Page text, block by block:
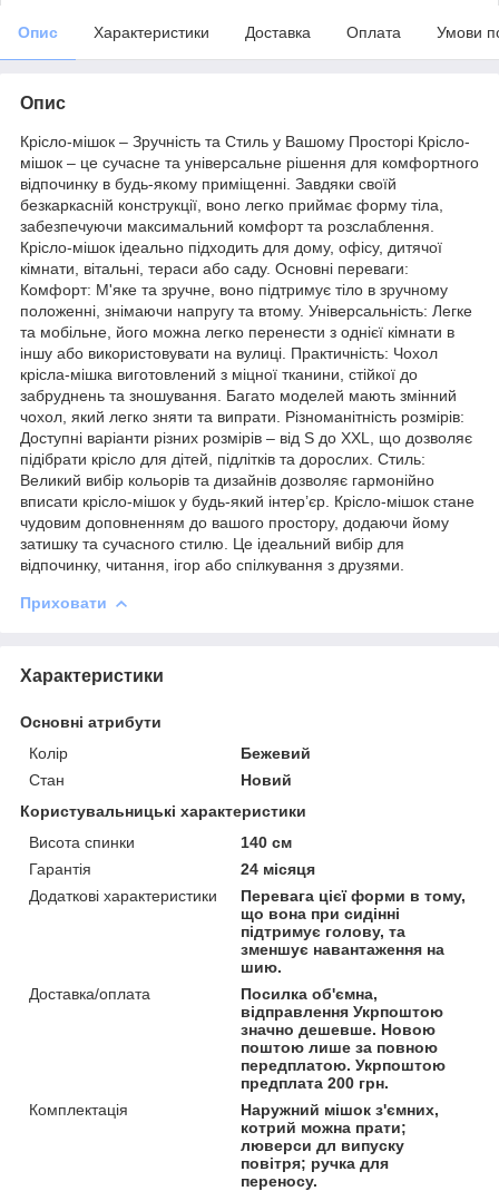
Опис Характеристики Доставка Оплата Умови
Опис
Крісло-мішок – Зручність та Стиль у Вашому Просторі Крісло-
мішок – це сучасне та універсальне рішення для комфортного
відпочинку в будь-якому приміщенні. Завдяки своїй
безкаркасній конструкції, воно легко приймає форму тіла,
забезпечуючи максимальний комфорт та розслаблення.
Крісло-мішок ідеально підходить для дому, офісу, дитячої
кімнати, вітальні, тераси або саду. Основні переваги:
Комфорт: М'яке та зручне, воно підтримує тіло в зручному
положенні, знімаючи напругу та втому. Універсальність: Легке
та мобільне, його можна легко перенести з однієї кімнати в
іншу або використовувати на вулиці. Практичність: Чохол
крісла-мішка виготовлений з міцної тканини, стійкої до
забруднень та зношування. Багато моделей мають змінний
чохол, який легко зняти та випрати. Різноманітність розмірів:
Доступні варіанти різних розмірів – від S до XXL, що дозволяє
підібрати крісло для дітей, підлітків та дорослих. Стиль:
Великий вибір кольорів та дизайнів дозволяє гармонійно
вписати крісло-мішок у будь-який інтер’єр. Крісло-мішок стане
чудовим доповненням до вашого простору, додаючи йому
затишку та сучасного стилю. Це ідеальний вибір для
відпочинку, читання, ігор або спілкування з друзями.
Приховати
Характеристики
Основні атрибути
Колір
Бежевий
Стан
Новий
Користувальницькі характеристики
Висота спинки
140 см
Гарантія
24 місяця
Додаткові характеристики
Перевага цієї форми в тому,
що вона при сидінні
підтримує голову, та
зменшує навантаження на
шию.
Доставка/оплата
Посилка об'ємна,
відправлення Укрпоштою
значно дешевше. Новою
поштою лише за повною
передплатою. Укрпоштою
предплата 200 грн.
Комплектація
Наружний мішок з'ємних,
котрий можна прати;
люверси дл випуску
повітря; ручка для
переносу.